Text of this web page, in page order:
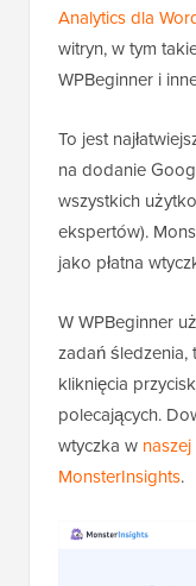
Analytics dla
witryn, w tym
WPBeginner i
To jest
na dodanie
wszystkich
ekspertów).
jako płatna
W WPBeginner
zadań śledzenia,
kliknięcia
polecających.
wtyczka w
MonsterInsights.